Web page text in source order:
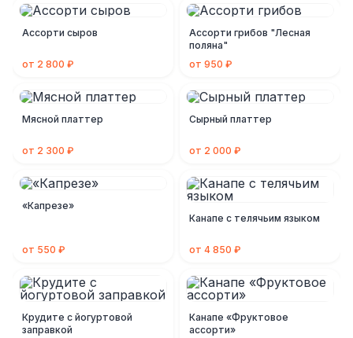
Ассорти сыров
от 2 800 ₽
Ассорти грибов "Лесная
поляна"
от 950 ₽
Мясной платтер
от 2 300 ₽
Сырный платтер
от 2 000 ₽
«Капрезе»
от 550 ₽
Канапе с телячьим языком
от 4 850 ₽
Крудите с йогуртовой
заправкой
Канапе «Фруктовое
ассорти»